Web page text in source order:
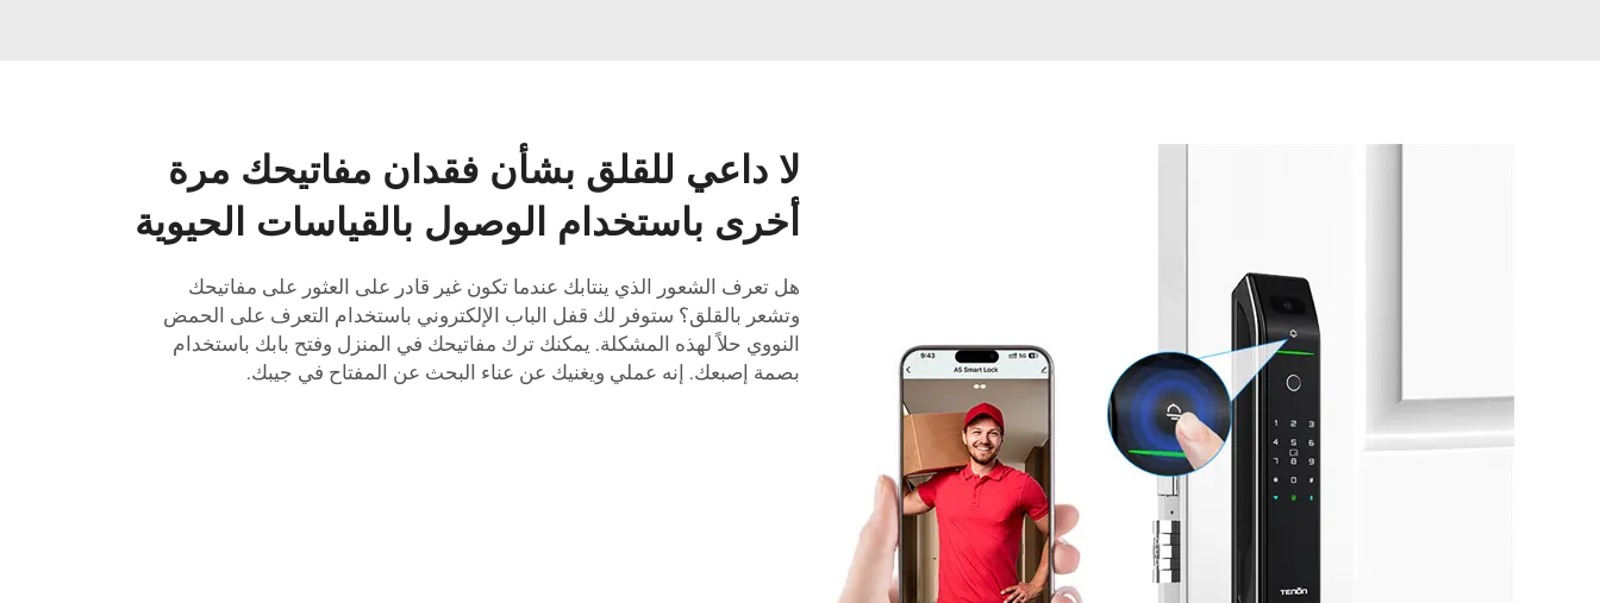
لا داعي للقلق بشأن فقدان مفاتيحك مرة
أخرى باستخدام الوصول بالقياسات الحيوية
هل تعرف الشعور الذي ينتابك عندما تكون غير قادر على العثور على مفاتيحك
وتشعر بالقلق؟ ستوفر لك قفل الباب الإلكتروني باستخدام التعرف على الحمض
النووي حلاً لهذه المشكلة. يمكنك ترك مفاتيحك في المنزل وفتح بابك باستخدام
بصمة إصبعك. إنه عملي ويغنيك عن عناء البحث عن المفتاح في جيبك.